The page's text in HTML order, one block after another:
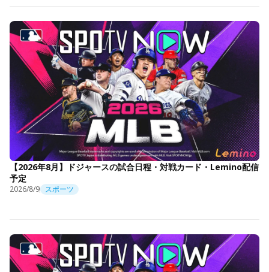
【2026年8月】ドジャースの試合日程・対戦カード・Lemino配信
予定
2026/8/9 スポーツ